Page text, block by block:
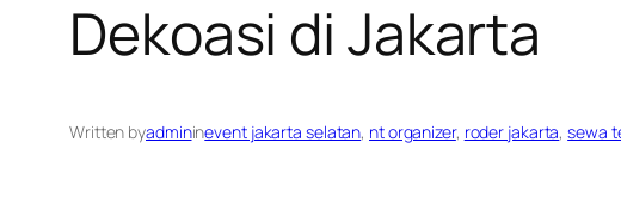
Dekoasi di Jakarta
Written byadmininevent jakarta selatan, nt organizer, roder jakarta, sewa